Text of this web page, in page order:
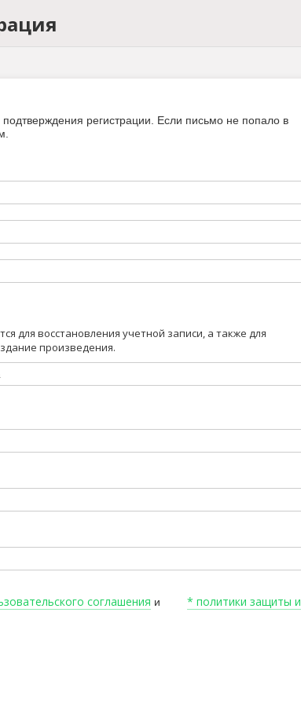
регистрации. Если письмо не попало в
для восстановления учетной записи, а также для
произведения.
соглашения и
* политики защиты и